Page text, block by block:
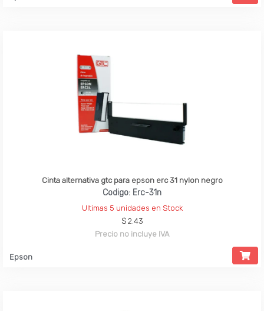
Cinta alternativa gtc para epson erc 31 nylon negro
Codigo: Erc-31n
Ultimas 5 unidades en Stock
$ 2.43
Precio no incluye IVA
Epson